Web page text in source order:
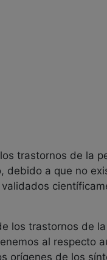
trastornos de la
debido a que no
los trastornos de
al respecto
orígenes de los